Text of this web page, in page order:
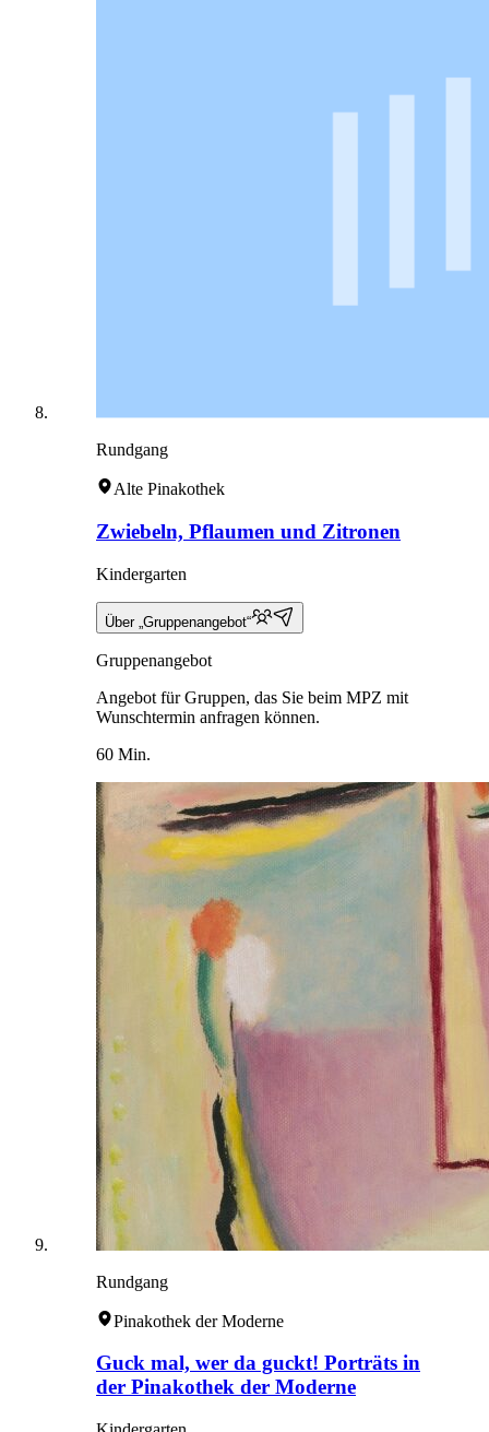
Rundgang
Alte Pinakothek
Zwiebeln, Pflaumen und Zitronen
Kindergarten
Über „Gruppenangebot“
Gruppenangebot
Angebot für Gruppen, das Sie beim MPZ mit
Wunschtermin anfragen können.
60 Min.
Rundgang
Pinakothek der Moderne
Guck mal, wer da guckt! Porträts in
der Pinakothek der Moderne